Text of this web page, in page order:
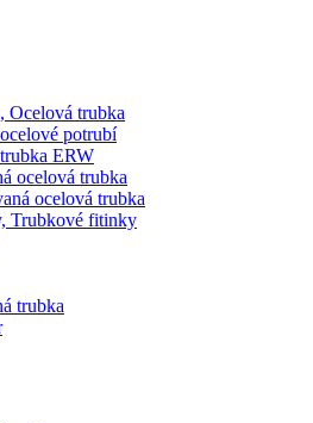
Ocelová trubka
potrubí
ERW
ocelová trubka
ocelová trubka
Trubkové fitinky
trubka